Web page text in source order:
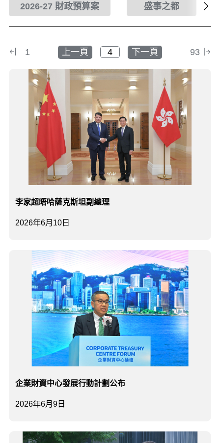
2026-27 財政預算案 盛事之都
1 上一頁 下一頁 93
2026年6月10日
李家超晤哈薩克斯坦副總理
2026年6月9日
企業財資中心發展行動計劃公布